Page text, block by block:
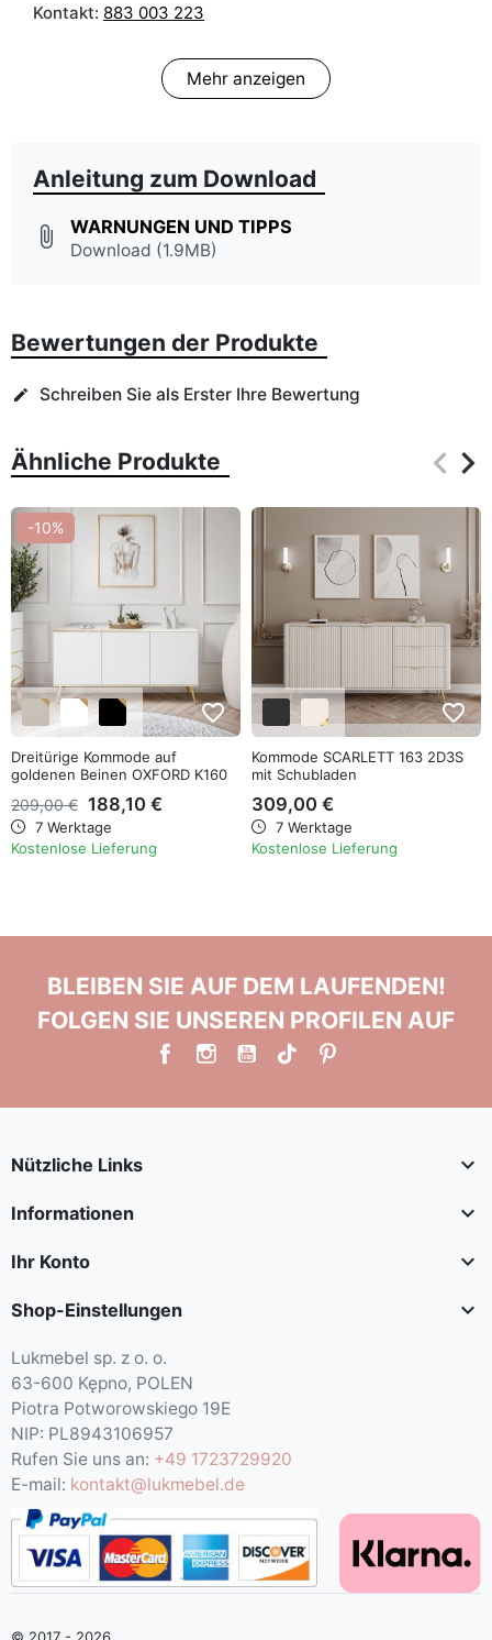
Kontakt: 883 003 223
Mehr anzeigen
Anleitung zum Download
attach_file WARNUNGEN UND TIPPS
Download (1.9MB)
Bewertungen der Produkte
edit Schreiben Sie als Erster Ihre Bewertung
Ähnliche Produkte keyboard_arrow_left
keyboard_arrow_right
-10%
favorite_border
Dreitürige Kommode auf
goldenen Beinen OXFORD K160
209,00 € 188,10 €
7 Werktage
Kostenlose Lieferung
favorite_border
Kommode SCARLETT 163 2D3S
mit Schubladen
309,00 €
7 Werktage
Kostenlose Lieferung
BLEIBEN SIE AUF DEM LAUFENDEN!
FOLGEN SIE UNSEREN PROFILEN AUF
Nützliche Links 
Informationen 
Ihr Konto 
Shop-Einstellungen 
Lukmebel sp. z o. o.
63-600 Kępno, POLEN
Piotra Potworowskiego 19E
NIP: PL8943106957
Rufen Sie uns an: +49 1723729920
E-mail: kontakt@lukmebel.de